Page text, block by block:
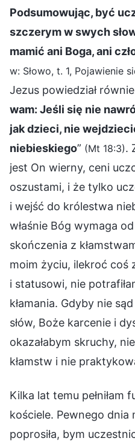
Podsumowując, być
szczerym w swych
mamić ani Boga, ani
w: Słowo, t. 1, Pojawienie
Jezus powiedział
wam: Jeśli się nie
jak dzieci, nie
niebieskiego” (Mt 18:3).
jest On wierny, ceni
oszustami, i że tylko
i wejść do królestwa
właśnie Bóg wymaga
skończenia z
moim życiu, ilekroć coś
i statusowi, nie
kłamania. Gdyby nie
słów, Boże karcenie i
okazałabym skruchy,
kłamstw i nie
Kilka lat temu
kościele. Pewnego dnia
poprosiła, bym